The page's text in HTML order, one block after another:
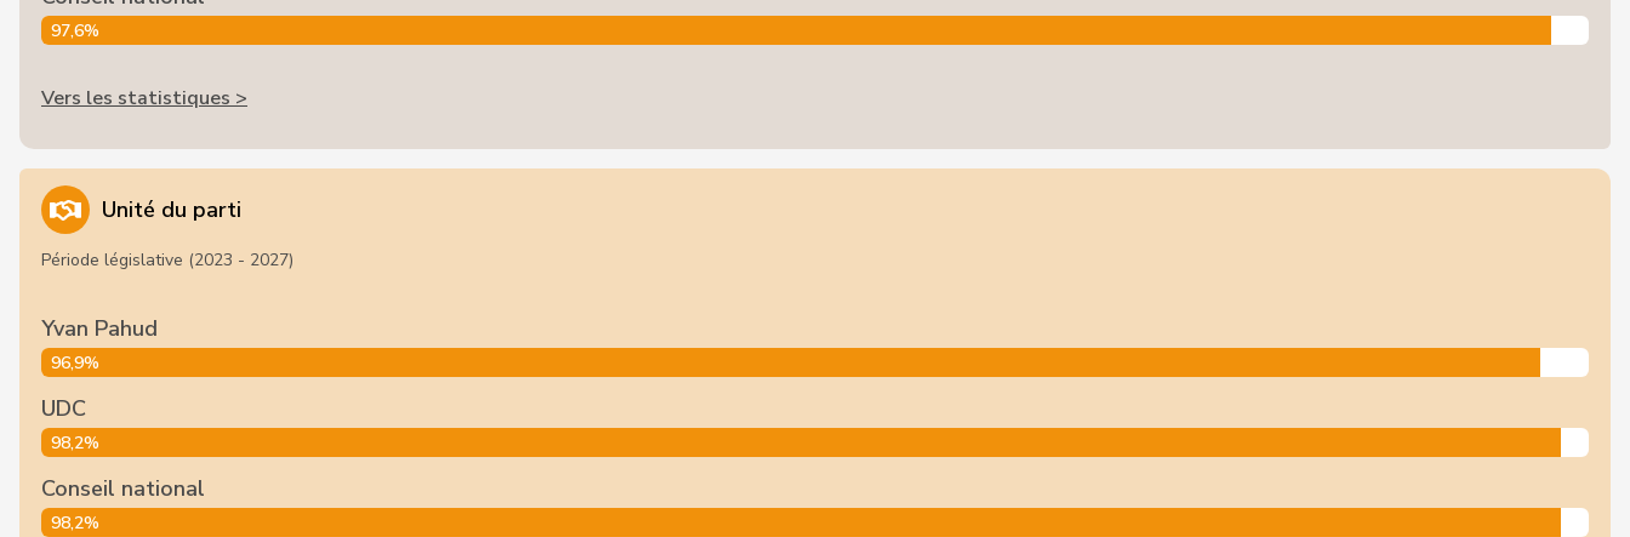
97,6%
Vers les statistiques >
Unité du parti
Période législative (2023 - 2027)
Yvan Pahud
96,9%
UDC
98,2%
Conseil national
98,2%